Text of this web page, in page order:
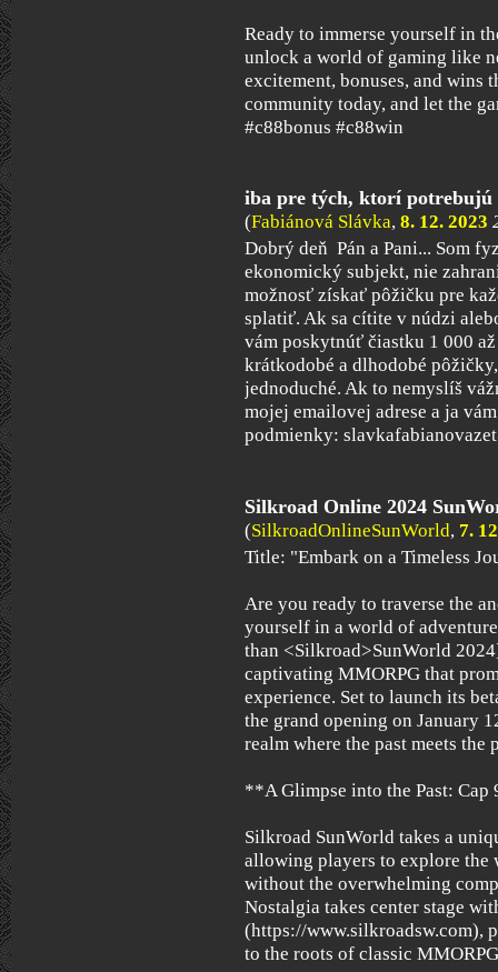
Ready to immerse yourself in
unlock a world of gaming like
excitement, bonuses, and wins
community today, and let the
#c88bonus #c88win
iba pre tých, ktorí potrebujú
(Fabiánová Slávka, 8. 12. 2023
Dobrý deň Pán a Pani... Som
ekonomický subjekt, nie
možnosť získať pôžičku pre
splatiť. Ak sa cítite v núdzi
vám poskytnúť čiastku 1 000
krátkodobé a dlhodobé
jednoduché. Ak to nemyslíš
mojej emailovej adrese a ja
podmienky:
Silkroad Online 2024
(SilkroadOnlineSunWorld, 7.
Title: "Embark on a Timeless
Are you ready to traverse the
yourself in a world of
than <Silkroad>SunWorld
captivating MMORPG that
experience. Set to launch its
the grand opening on January
realm where the past meets the
**A Glimpse into the Past:
Silkroad SunWorld takes a
allowing players to explore the
without the overwhelming
Nostalgia takes center stage
(https://www.silkroadsw.com),
to the roots of classic